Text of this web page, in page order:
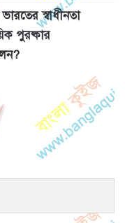
ভারতের স্বাধীনতা
পুরষ্কার